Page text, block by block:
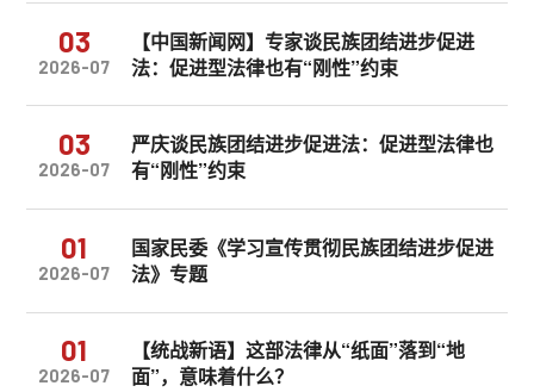
03
2026-07
【中国新闻网】专家谈民族团结进步促进
法：促进型法律也有“刚性”约束
03
2026-07
严庆谈民族团结进步促进法：促进型法律也
有“刚性”约束
01
2026-07
国家民委《学习宣传贯彻民族团结进步促进
法》专题
01
2026-07
【统战新语】这部法律从“纸面”落到“地
面”，意味着什么？